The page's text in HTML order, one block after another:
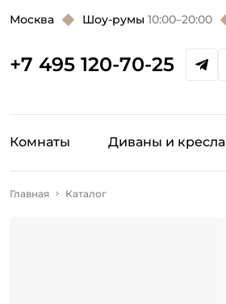
Москва Шоу-румы 10:00–20:00
+7 495 120-70-25
Комнаты Диваны и кресла
Главная Каталог